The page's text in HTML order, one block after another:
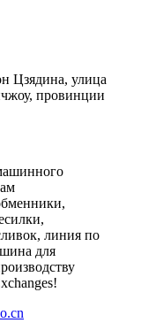
Цзядина, улица
провинции
линия по
для